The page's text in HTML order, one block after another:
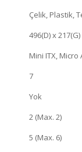
Çelik, Plastik,
496(D) x
Mini ITX,
7
Yok
2 (Max. 2)
5 (Max. 6)